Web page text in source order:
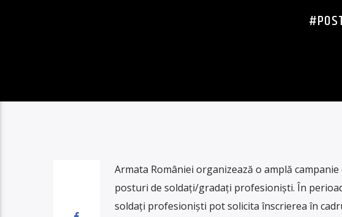
Armata României organizează o amplă campanie
posturi de soldați/gradați profesionişti. În perio
soldați profesioniști potsolicita înscrierea în cadr